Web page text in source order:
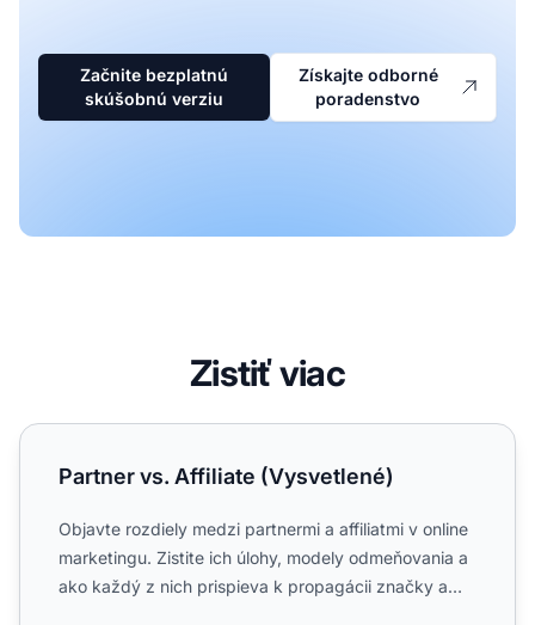
Začnite bezplatnú
skúšobnú verziu
Získajte odborné
poradenstvo
Zistiť viac
Partner vs. Affiliate (Vysvetlené)
Partner vs. Affiliate (Vysvetlené)
Objavte rozdiely medzi partnermi a affiliatmi v online
marketingu. Zistite ich úlohy, modely odmeňovania a
ako každý z nich prispieva k propagácii značky a